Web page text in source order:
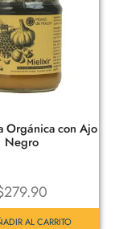
Orgánica con Ajo
Negro
279.90
AL CARRITO